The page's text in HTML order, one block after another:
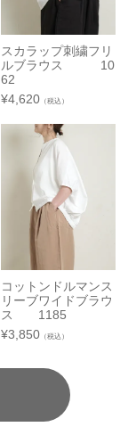
スカラップ刺繍フリ
ルブラウス 10
62
¥4,620 （税込）
コットンドルマンス
リーブワイドブラウ
ス 1185
¥3,850 （税込）